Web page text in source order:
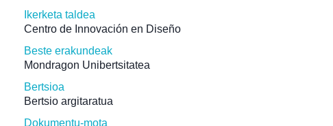
Ikerketa taldea
Centro de Innovación en Diseño
Beste erakundeak
Mondragon Unibertsitatea
Bertsioa
Bertsio argitaratua
Dokumentu-mota